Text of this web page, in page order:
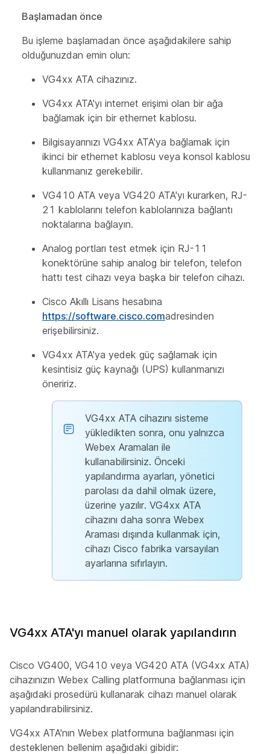
Başlamadan önce
Bu işleme başlamadan önce aşağıdakilere sahip
olduğunuzdan emin olun:
VG4xx ATA cihazınız.
VG4xx ATA'yı internet erişimi olan bir ağa
bağlamak için bir ethernet kablosu.
Bilgisayarınızı VG4xx ATA'ya bağlamak için
ikinci bir ethernet kablosu veya konsol kablosu
kullanmanız gerekebilir.
VG410 ATA veya VG420 ATA'yı kurarken, RJ-
21 kablolarını telefon kablolarınıza bağlantı
noktalarına bağlayın.
Analog portları test etmek için RJ-11
konektörüne sahip analog bir telefon, telefon
hattı test cihazı veya başka bir telefon cihazı.
Cisco Akıllı Lisans hesabına
https://software.cisco.comadresinden
erişebilirsiniz.
VG4xx ATA'ya yedek güç sağlamak için
kesintisiz güç kaynağı (UPS) kullanmanızı
öneririz.
VG4xx ATA cihazını sisteme
yükledikten sonra, onu yalnızca
Webex Aramaları ile
kullanabilirsiniz. Önceki
yapılandırma ayarları, yönetici
parolası da dahil olmak üzere,
üzerine yazılır. VG4xx ATA
cihazını daha sonra Webex
Araması dışında kullanmak için,
cihazı Cisco fabrika varsayılan
ayarlarına sıfırlayın.
VG4xx ATA'yı manuel olarak yapılandırın
Cisco VG400, VG410 veya VG420 ATA (VG4xx ATA)
cihazınızın Webex Calling platformuna bağlanması için
aşağıdaki prosedürü kullanarak cihazı manuel olarak
yapılandırabilirsiniz.
VG4xx ATA'nın Webex platformuna bağlanması için
desteklenen bellenim aşağıdaki gibidir: